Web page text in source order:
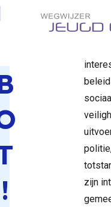
Direct naar content
!
tegen
voor
zijn